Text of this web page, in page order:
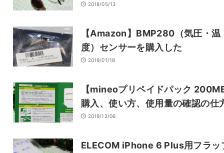
2018/05/13
【Amazon】BMP280（気圧・温
度）センサーを購入した
2019/01/18
【mineoプリペイドパック
購入、使い方、使用量の確認の仕
2019/12/06
ELECOM iPhone 6 Plus用フラッ